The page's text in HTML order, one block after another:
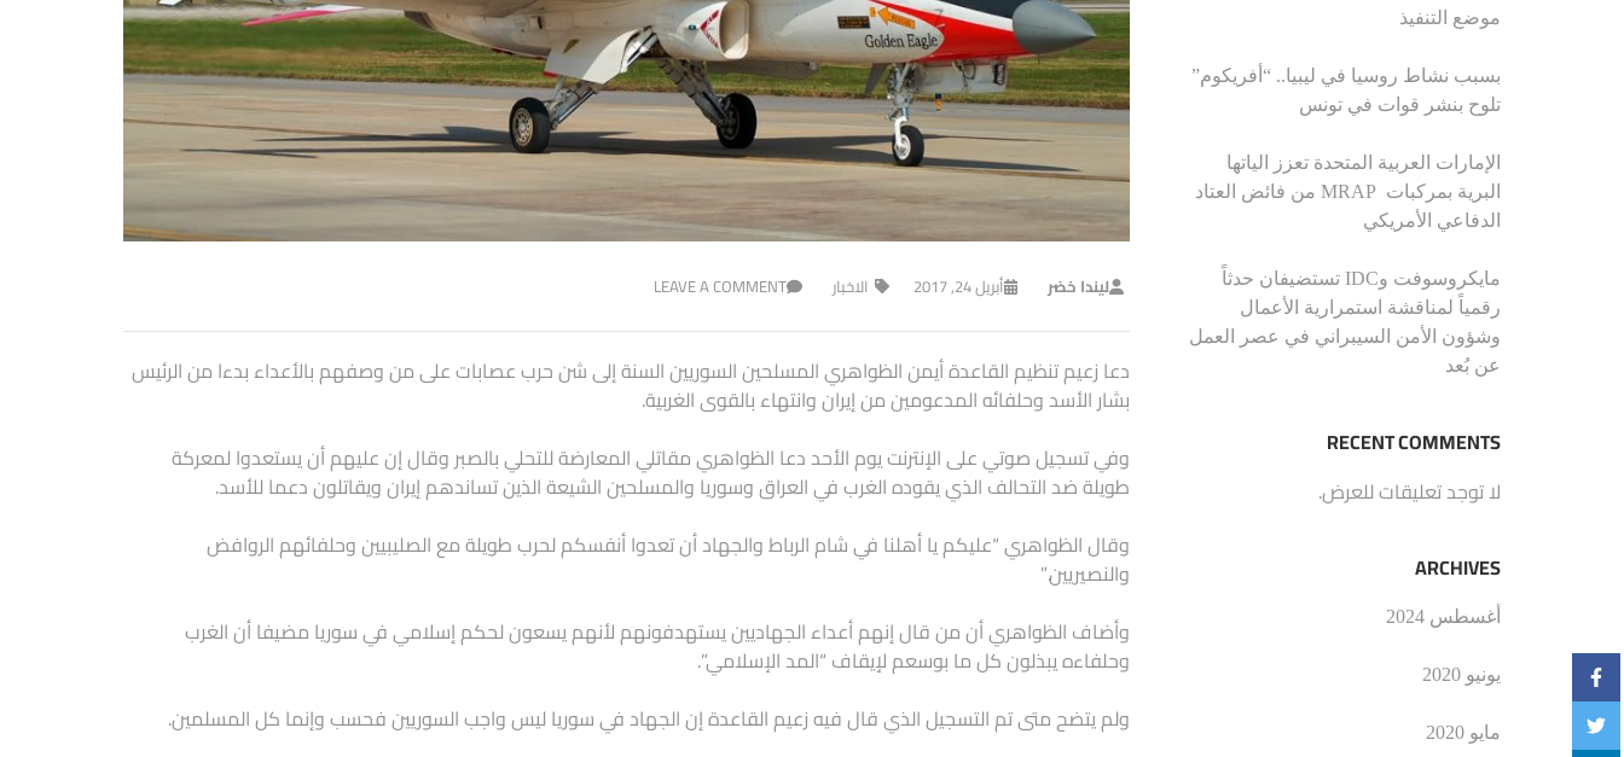
ليندا خضر أبريل 24, 2017 الاخبار LEAVE A COMMENT
دعا زعيم تنظيم القاعدة أيمن الظواهري المسلحين السوريين السنة إلى شن حرب عصابات على من وصفهم بالأعداء بدءا من الرئيس
بشار الأسد وحلفائه المدعومين من إيران وانتهاء بالقوى الغربية.
وفي تسجيل صوتي على الإنترنت يوم الأحد دعا الظواهري مقاتلي المعارضة للتحلي بالصبر وقال إن عليهم أن يستعدوا لمعركة
طويلة ضد التحالف الذي يقوده الغرب في العراق وسوريا والمسلحين الشيعة الذين تساندهم إيران ويقاتلون دعما للأسد.
وقال الظواهري “عليكم يا أهلنا في شام الرباط والجهاد أن تعدوا أنفسكم لحرب طويلة مع الصليبيين وحلفائهم الروافض
والنصيريين.”
وأضاف الظواهري أن من قال إنهم أعداء الجهاديين يستهدفونهم لأنهم يسعون لحكم إسلامي في سوريا مضيفا أن الغرب
وحلفاءه يبذلون كل ما بوسعم لإيقاف “المد الإسلامي”.
ولم يتضح متى تم التسجيل الذي قال فيه زعيم القاعدة إن الجهاد في سوريا ليس واجب السوريين فحسب وإنما كل المسلمين.
موضع التنفيذ
بسبب نشاط روسيا في ليبيا.. “أفريكوم”
تلوح بنشر قوات في تونس
الإمارات العربية المتحدة تعزز الياتها
البرية بمركبات MRAP من فائض العتاد
الدفاعي الأمريكي
مايكروسوفت وIDC تستضيفان حدثاً
رقمياً لمناقشة استمرارية الأعمال
وشؤون الأمن السيبراني في عصر العمل
عن بُعد
RECENT COMMENTS
لا توجد تعليقات للعرض.
ARCHIVES
أغسطس 2024
يونيو 2020
مايو 2020